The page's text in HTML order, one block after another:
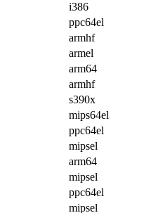
i386
ppc64el
armhf
armel
arm64
armhf
s390x
mips64el
ppc64el
mipsel
arm64
mipsel
ppc64el
mipsel